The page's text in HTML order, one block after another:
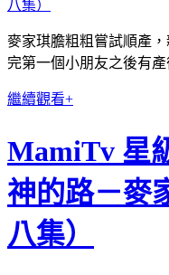
麥家琪膽粗粗嘗試順產
完第一個小朋友之後有
繼續觀看+
MamiTv 星
神的路－麥
八集）